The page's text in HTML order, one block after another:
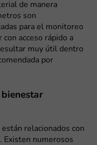
de manera
son
para el monitoreo
acceso rápido a
muy útil dentro
por
relacionados con
Existen numerosos